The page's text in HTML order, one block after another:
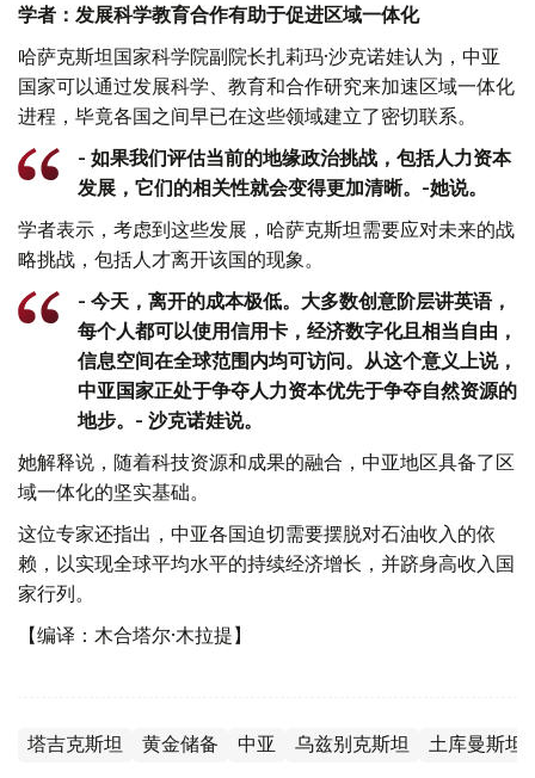
学者：发展科学教育合作有助于促进区域一体化
哈萨克斯坦国家科学院副院长扎莉玛·沙克诺娃认为，中亚
国家可以通过发展科学、教育和合作研究来加速区域一体化
进程，毕竟各国之间早已在这些领域建立了密切联系。
- 如果我们评估当前的地缘政治挑战，包括人力资本
发展，它们的相关性就会变得更加清晰。-她说。
学者表示，考虑到这些发展，哈萨克斯坦需要应对未来的战
略挑战，包括人才离开该国的现象。
- 今天，离开的成本极低。大多数创意阶层讲英语，
每个人都可以使用信用卡，经济数字化且相当自由，
信息空间在全球范围内均可访问。从这个意义上说，
中亚国家正处于争夺人力资本优先于争夺自然资源的
地步。- 沙克诺娃说。
她解释说，随着科技资源和成果的融合，中亚地区具备了区
域一体化的坚实基础。
这位专家还指出，中亚各国迫切需要摆脱对石油收入的依
赖，以实现全球平均水平的持续经济增长，并跻身高收入国
家行列。
【编译：木合塔尔·木拉提】
塔吉克斯坦 黄金储备 中亚 乌兹别克斯坦 土库曼斯坦